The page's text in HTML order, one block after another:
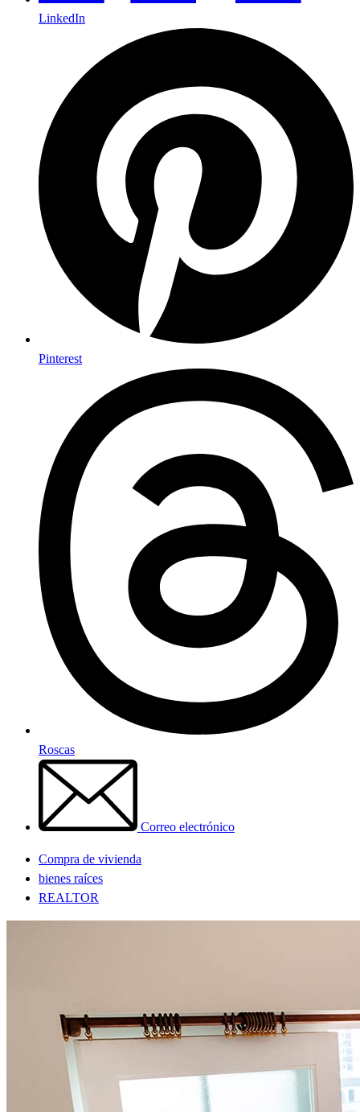
LinkedIn
Pinterest
Roscas
Correo electrónico
Compra de vivienda
bienes raíces
REALTOR